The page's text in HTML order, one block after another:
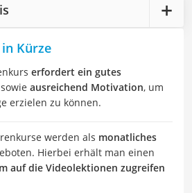
Kürze
erfordert ein gutes
sowie ausreichend Motivation, um
erzielen zu können.
werden als monatliches
Hierbei erhält man einen
auf die Videolektionen zugreifen